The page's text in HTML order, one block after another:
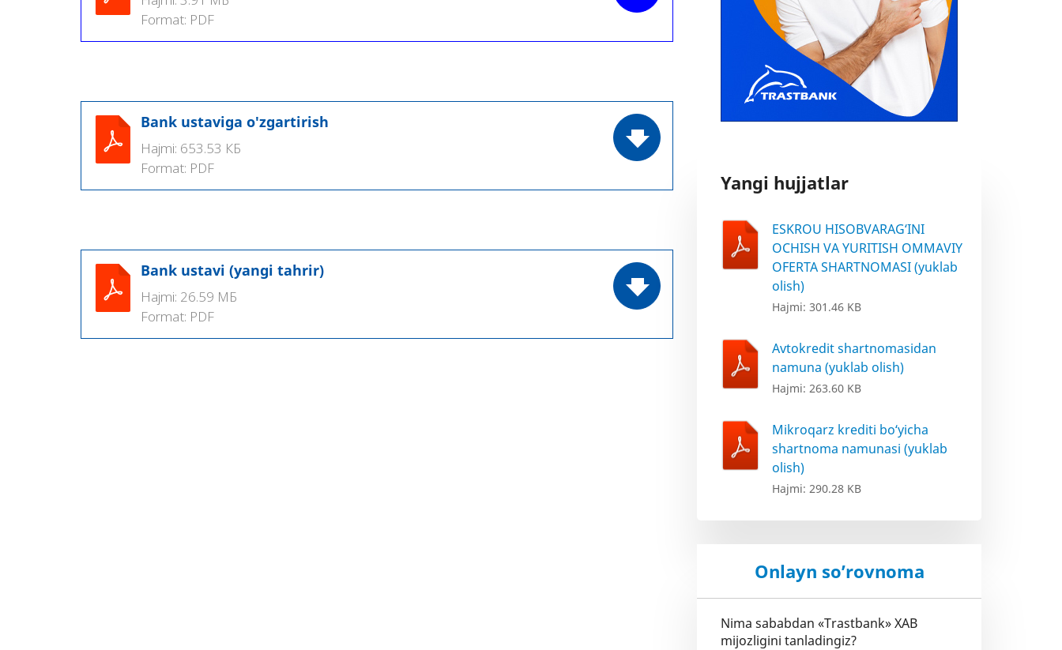
Format: PDF
Bank ustaviga o'zgartirish
Hajmi: 653.53 КБ
Format: PDF
Bank ustavi (yangi tahrir)
Hajmi: 26.59 МБ
Format: PDF
Yangi hujjatlar
ESKROU HISOBVARAG‘INI
OCHISH VA YURITISH OMMAVIY
OFERTA SHARTNOMASI (yuklab
olish)
Hajmi: 301.46 KB
Avtokredit shartnomasidan
namuna (yuklab olish)
Hajmi: 263.60 KB
Mikroqarz krediti bo‘yicha
shartnoma namunasi (yuklab
olish)
Hajmi: 290.28 KB
Onlayn so’rovnoma
Nima sababdan «Trastbank» XAB
mijozligini tanladingiz?